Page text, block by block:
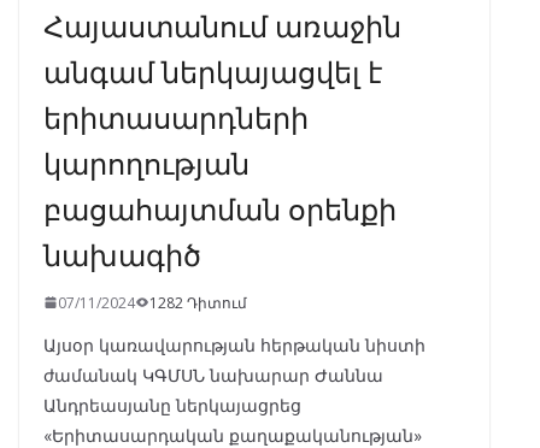
Հայաստանում առաջին
անգամ ներկայացվել է
երիտասարդների
կարողության
բացահայտման օրենքի
նախագիծ
07/11/2024 1282 Դիտում
Այսօր կառավարության հերթական նիստի
ժամանակ ԿԳՄՍՆ նախարար Ժաննա
Անդրեասյանը ներկայացրեց
«Երիտասարդական քաղաքականության»